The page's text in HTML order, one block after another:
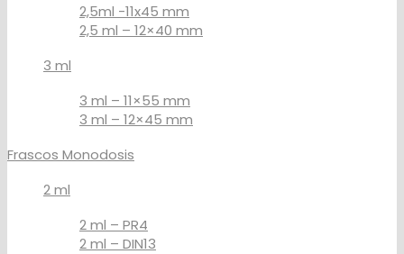
2,5ml -11x45 mm
2,5 ml – 12×40 mm
3 ml
3 ml – 11×55 mm
3 ml – 12×45 mm
Frascos Monodosis
2 ml
2 ml – PR4
2 ml – DIN13